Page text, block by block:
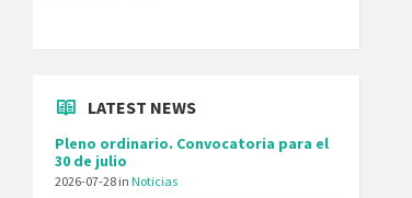
LATEST NEWS
Pleno ordinario. Convocatoria para el
30 de julio
2026-07-28 in Noticias